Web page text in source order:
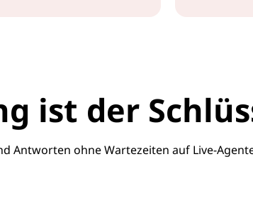
ist der
Antworten ohne Wartezeiten auf Live-